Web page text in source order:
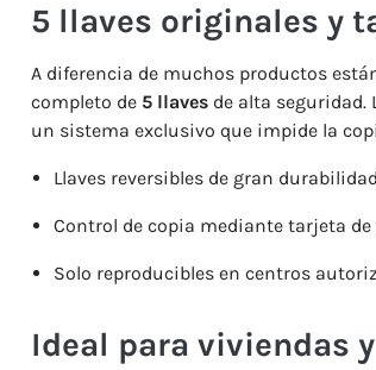
5 llaves originales y
A diferencia de muchos productos
completo de 5 llaves de alta seguridad.
un sistema exclusivo que impide la
Llaves reversibles de gran
Control de copia mediante tarjeta de
Solo reproducibles en centros
Ideal para viviendas y